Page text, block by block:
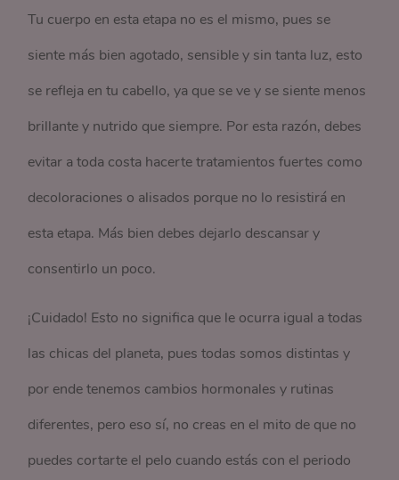
Tu cuerpo en esta etapa no es el mismo, pues se
siente más bien agotado, sensible y sin tanta luz, esto
se refleja en tu cabello, ya que se ve y se siente menos
brillante y nutrido que siempre. Por esta razón, debes
evitar a toda costa hacerte tratamientos fuertes como
decoloraciones o alisados porque no lo resistirá en
esta etapa. Más bien debes dejarlo descansar y
consentirlo un poco.
¡Cuidado! Esto no significa que le ocurra igual a todas
las chicas del planeta, pues todas somos distintas y
por ende tenemos cambios hormonales y rutinas
diferentes, pero eso sí, no creas en el mito de que no
puedes cortarte el pelo cuando estás con el periodo